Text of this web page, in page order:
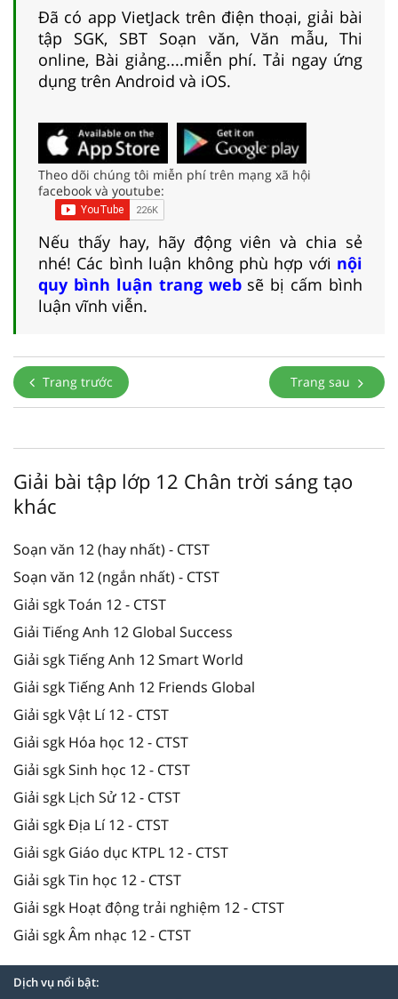
Đã có app VietJack trên điện thoại, giải bài
tập SGK, SBT Soạn văn, Văn mẫu, Thi
online, Bài giảng....miễn phí. Tải ngay ứng
dụng trên Android và iOS.
Theo dõi chúng tôi miễn phí trên mạng xã hội
facebook và youtube:
Nếu thấy hay, hãy động viên và chia sẻ
nhé! Các bình luận không phù hợp với nội
quy bình luận trang websẽ bị cấm bình
luận vĩnh viễn.
Trang trước Trang sau
Giải bài tập lớp 12 Chân trời sáng tạo
khác
Soạn văn 12 (hay nhất) - CTST
Soạn văn 12 (ngắn nhất) - CTST
Giải sgk Toán 12 - CTST
Giải Tiếng Anh 12 Global Success
Giải sgk Tiếng Anh 12 Smart World
Giải sgk Tiếng Anh 12 Friends Global
Giải sgk Vật Lí 12 - CTST
Giải sgk Hóa học 12 - CTST
Giải sgk Sinh học 12 - CTST
Giải sgk Lịch Sử 12 - CTST
Giải sgk Địa Lí 12 - CTST
Giải sgk Giáo dục KTPL 12 - CTST
Giải sgk Tin học 12 - CTST
Giải sgk Hoạt động trải nghiệm 12 - CTST
Giải sgk Âm nhạc 12 - CTST
Dịch vụ nổi bật: